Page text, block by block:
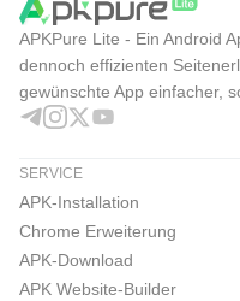
APKPure Lite - Ein Android
dennoch effizienten
gewünschte App einfacher,
SERVICE
APK-Installation
Chrome Erweiterung
APK-Download
APK Website-Builder